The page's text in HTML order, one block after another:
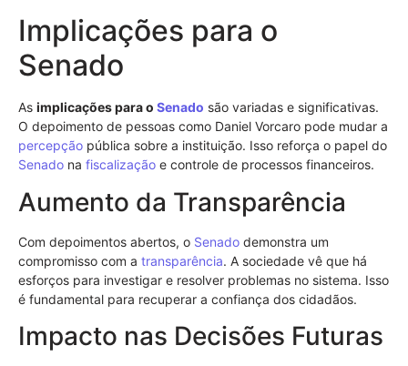
Implicações para o
Senado
As implicações para o Senado são variadas e significativas.
O depoimento de pessoas como Daniel Vorcaro pode mudar a
percepção pública sobre a instituição. Isso reforça o papel do
Senado na fiscalização e controle de processos financeiros.
Aumento da Transparência
Com depoimentos abertos, o Senado demonstra um
compromisso com a transparência. A sociedade vê que há
esforços para investigar e resolver problemas no sistema. Isso
é fundamental para recuperar a confiança dos cidadãos.
Impacto nas Decisões Futuras